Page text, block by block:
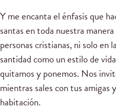
Y me encanta el énfasis que
santas en toda nuestra
personas cristianas, ni solo en
santidad como un estilo de
quitamos y ponemos. Nos
mientras sales con tus amigas
habitación.